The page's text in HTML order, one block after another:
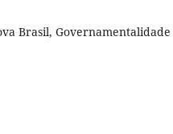
Brasil, Governamentalidade